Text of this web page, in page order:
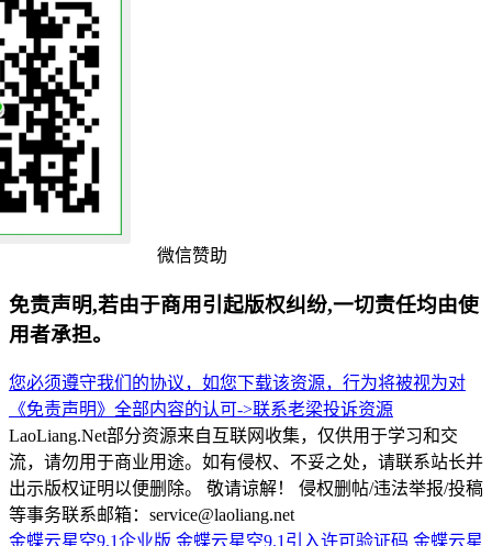
微信赞助
免责声明,若由于商用引起版权纠纷,一切责任均由使
用者承担。
您必须遵守我们的协议，如您下载该资源，行为将被视为对
《免责声明》全部内容的认可->联系老梁投诉资源
LaoLiang.Net部分资源来自互联网收集，仅供用于学习和交
流，请勿用于商业用途。如有侵权、不妥之处，请联系站长并
出示版权证明以便删除。 敬请谅解！ 侵权删帖/违法举报/投稿
等事务联系邮箱：service@laoliang.net
金蝶云星空9.1企业版 金蝶云星空9.1引入许可验证码 金蝶云星